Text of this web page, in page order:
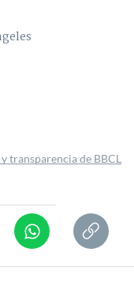
transparencia de BBCL